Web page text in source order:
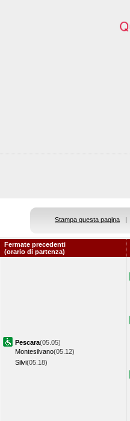
Stampa questa pagina |
Fermate precedenti
(orario di partenza)
Pescara(05.05)
Montesilvano(05.12)
Silvi(05.18)